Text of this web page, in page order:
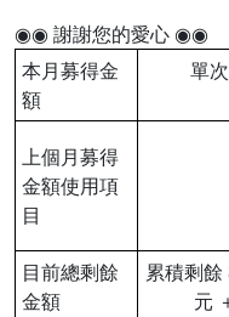
◉◉ 謝謝您的愛心 ◉◉
本月募得金
額
單
上個月募得
金額使用項
目
目前總剩餘
金額
累積剩
元